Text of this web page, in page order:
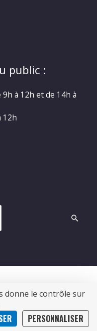
donne le contrôle sur
PERSONNALISER
public :
à 12h et de 14h à
12h
de Chevanceaux|